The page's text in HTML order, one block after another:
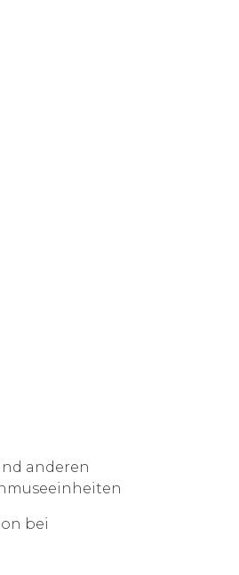
anderen
bei